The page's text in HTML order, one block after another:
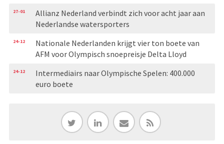
27-01
Allianz Nederland verbindt zich voor acht jaar aan
Nederlandse watersporters
24-12
Nationale Nederlanden krijgt vier ton boete van
AFM voor Olympisch snoepreisje Delta Lloyd
24-12
Intermediairs naar Olympische Spelen: 400.000
euro boete